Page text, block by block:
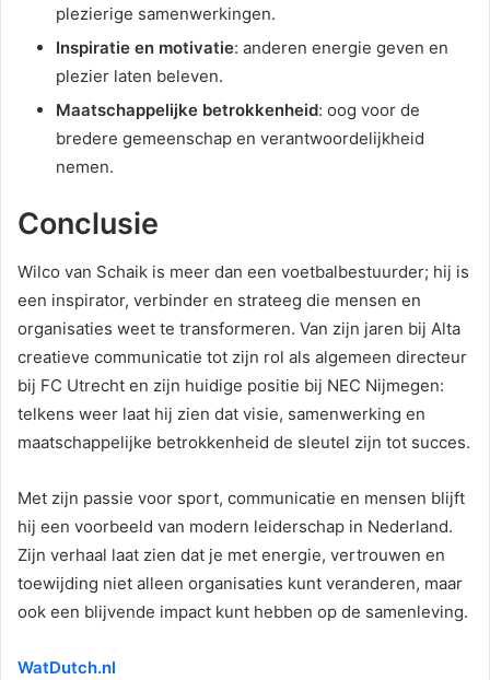
plezierige samenwerkingen.
Inspiratie en motivatie: anderen energie geven en
plezier laten beleven.
Maatschappelijke betrokkenheid: oog voor de
bredere gemeenschap en verantwoordelijkheid
nemen.
Conclusie
Wilco van Schaik is meer dan een voetbalbestuurder; hij is
een inspirator, verbinder en strateeg die mensen en
organisaties weet te transformeren. Van zijn jaren bij Alta
creatieve communicatie tot zijn rol als algemeen directeur
bij FC Utrecht en zijn huidige positie bij NEC Nijmegen:
telkens weer laat hij zien dat visie, samenwerking en
maatschappelijke betrokkenheid de sleutel zijn tot succes.
Met zijn passie voor sport, communicatie en mensen blijft
hij een voorbeeld van modern leiderschap in Nederland.
Zijn verhaal laat zien dat je met energie, vertrouwen en
toewijding niet alleen organisaties kunt veranderen, maar
ook een blijvende impact kunt hebben op de samenleving.
WatDutch.nl